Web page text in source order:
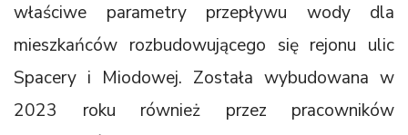
właściwe parametry przepływu wody dla
mieszkańców rozbudowującego się rejonu ulic
Spacery i Miodowej. Została wybudowana w
2023 roku również przez pracowników